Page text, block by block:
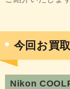
今回お買取
Nikon